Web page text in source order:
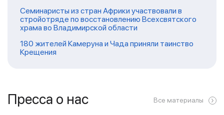
Семинаристы из стран Африки участвовали в
стройотряде по восстановлению Всехсвятского
храма во Владимирской области
180 жителей Камеруна и Чада приняли таинство
Крещения
Пресса о нас Все материалы